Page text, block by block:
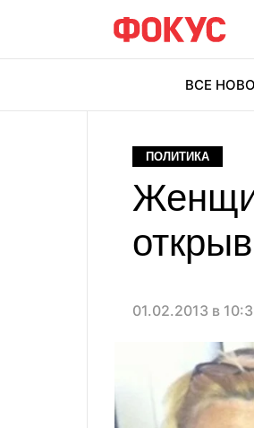
ВСЕ
ПОЛИТИКА
01.02.2013 в